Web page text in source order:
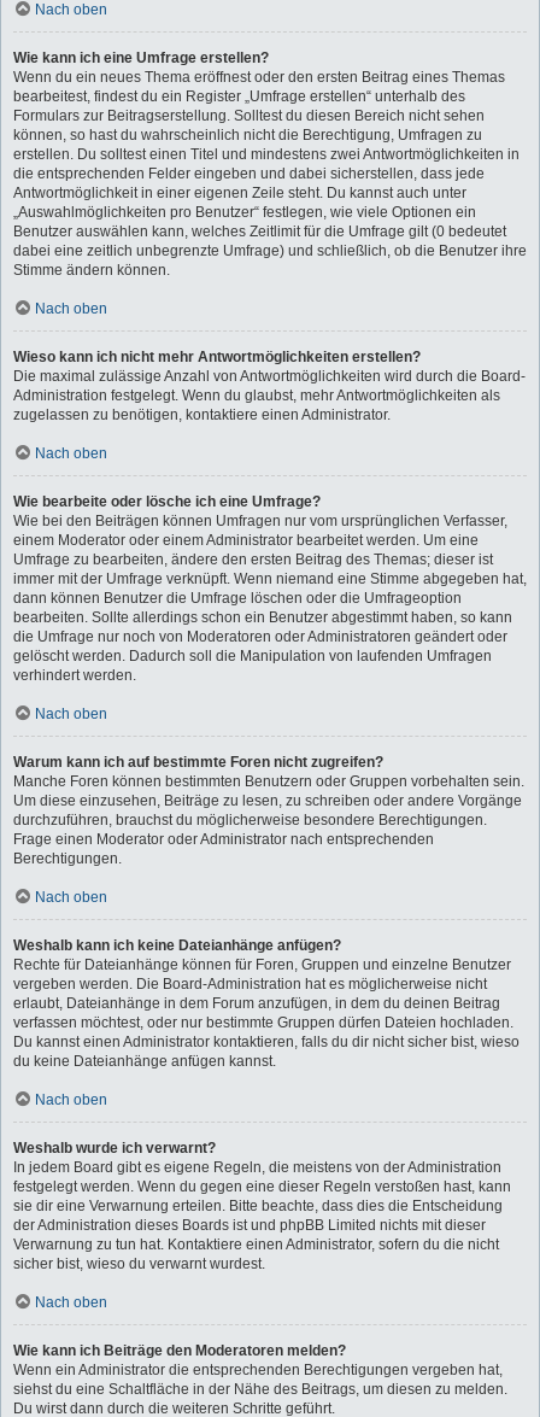
Nach oben
Wie kann ich eine Umfrage erstellen?
Wenn du ein neues Thema eröffnest oder den ersten Beitrag eines Themas
bearbeitest, findest du ein Register „Umfrage erstellen“ unterhalb des
Formulars zur Beitragserstellung. Solltest du diesen Bereich nicht sehen
können, so hast du wahrscheinlich nicht die Berechtigung, Umfragen zu
erstellen. Du solltest einen Titel und mindestens zwei Antwortmöglichkeiten in
die entsprechenden Felder eingeben und dabei sicherstellen, dass jede
Antwortmöglichkeit in einer eigenen Zeile steht. Du kannst auch unter
„Auswahlmöglichkeiten pro Benutzer“ festlegen, wie viele Optionen ein
Benutzer auswählen kann, welches Zeitlimit für die Umfrage gilt (0 bedeutet
dabei eine zeitlich unbegrenzte Umfrage) und schließlich, ob die Benutzer ihre
Stimme ändern können.
Nach oben
Wieso kann ich nicht mehr Antwortmöglichkeiten erstellen?
Die maximal zulässige Anzahl von Antwortmöglichkeiten wird durch die Board-
Administration festgelegt. Wenn du glaubst, mehr Antwortmöglichkeiten als
zugelassen zu benötigen, kontaktiere einen Administrator.
Nach oben
Wie bearbeite oder lösche ich eine Umfrage?
Wie bei den Beiträgen können Umfragen nur vom ursprünglichen Verfasser,
einem Moderator oder einem Administrator bearbeitet werden. Um eine
Umfrage zu bearbeiten, ändere den ersten Beitrag des Themas; dieser ist
immer mit der Umfrage verknüpft. Wenn niemand eine Stimme abgegeben hat,
dann können Benutzer die Umfrage löschen oder die Umfrageoption
bearbeiten. Sollte allerdings schon ein Benutzer abgestimmt haben, so kann
die Umfrage nur noch von Moderatoren oder Administratoren geändert oder
gelöscht werden. Dadurch soll die Manipulation von laufenden Umfragen
verhindert werden.
Nach oben
Warum kann ich auf bestimmte Foren nicht zugreifen?
Manche Foren können bestimmten Benutzern oder Gruppen vorbehalten sein.
Um diese einzusehen, Beiträge zu lesen, zu schreiben oder andere Vorgänge
durchzuführen, brauchst du möglicherweise besondere Berechtigungen.
Frage einen Moderator oder Administrator nach entsprechenden
Berechtigungen.
Nach oben
Weshalb kann ich keine Dateianhänge anfügen?
Rechte für Dateianhänge können für Foren, Gruppen und einzelne Benutzer
vergeben werden. Die Board-Administration hat es möglicherweise nicht
erlaubt, Dateianhänge in dem Forum anzufügen, in dem du deinen Beitrag
verfassen möchtest, oder nur bestimmte Gruppen dürfen Dateien hochladen.
Du kannst einen Administrator kontaktieren, falls du dir nicht sicher bist, wieso
du keine Dateianhänge anfügen kannst.
Nach oben
Weshalb wurde ich verwarnt?
In jedem Board gibt es eigene Regeln, die meistens von der Administration
festgelegt werden. Wenn du gegen eine dieser Regeln verstoßen hast, kann
sie dir eine Verwarnung erteilen. Bitte beachte, dass dies die Entscheidung
der Administration dieses Boards ist und phpBB Limited nichts mit dieser
Verwarnung zu tun hat. Kontaktiere einen Administrator, sofern du die nicht
sicher bist, wieso du verwarnt wurdest.
Nach oben
Wie kann ich Beiträge den Moderatoren melden?
Wenn ein Administrator die entsprechenden Berechtigungen vergeben hat,
siehst du eine Schaltfläche in der Nähe des Beitrags, um diesen zu melden.
Du wirst dann durch die weiteren Schritte geführt.